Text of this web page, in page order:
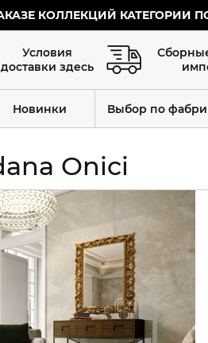
КОЛЛЕКЦИЙ КАТЕГОРИИ
Условия
доставки здесь
Новинки Выбор по
Onici